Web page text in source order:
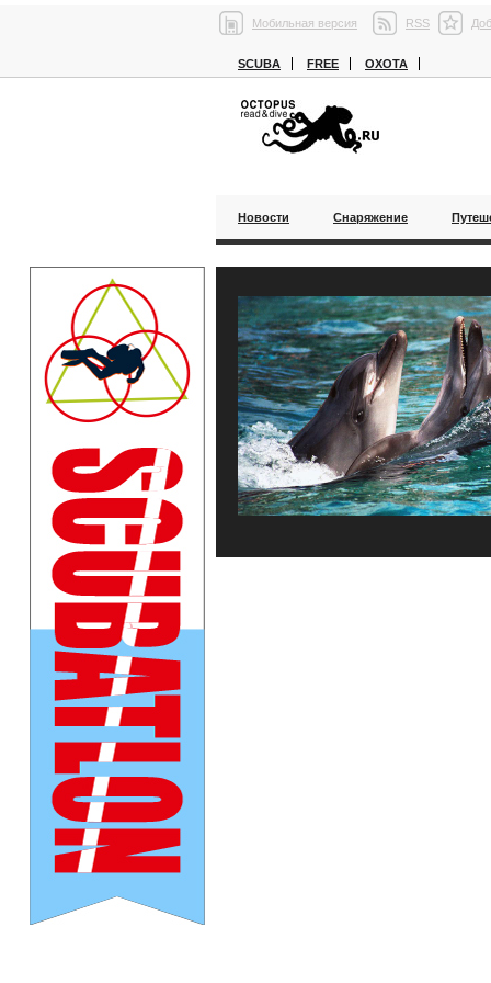
Мобильная версия RSS
SCUBA FREE ОХОТА
Новости Снаряжение